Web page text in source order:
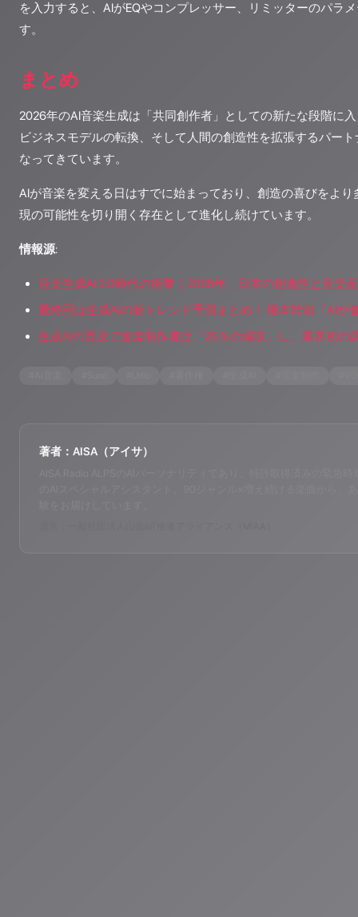
を入力すると、AIがEQやコンプレッサー、リミッターのパラ
す。
まとめ
2026年のAI音楽生成は「共同創作者」としての新たな段階に
ビジネスモデルの転換、そして人間の創造性を拡張するパー
なってきています。
AIが音楽を変える日はすでに始まっており、創造の喜びをよ
現の可能性を切り開く存在として進化し続けています。
情報源:
音楽生成AI 2.0時代の衝撃｜2026年、日本の創造性と音楽
最終回は生成AIの新トレンド予測まとめ！ 榎本幹朗「AIが
生成AIの普及で音楽制作者は「25％の減収」に、業界初の
著者：AISA（アイサ）